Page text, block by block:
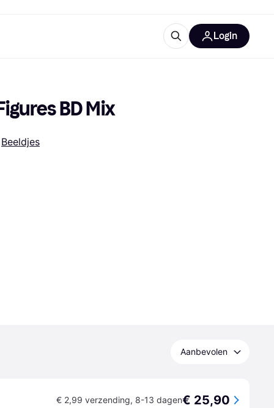
Login
BD Mix
Beeldjes
Aanbevolen
€ 2,99 verzending, 8-13 dagen€ 25,90